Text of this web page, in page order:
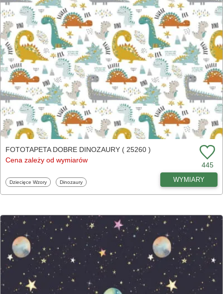
FOTOTAPETA DOBRE DINOZAURY ( 25260 )
Cena zależy od wymiarów
445
Fototapety
Dziecięce Wzory Fototapety
Dinozaury WYMIARY